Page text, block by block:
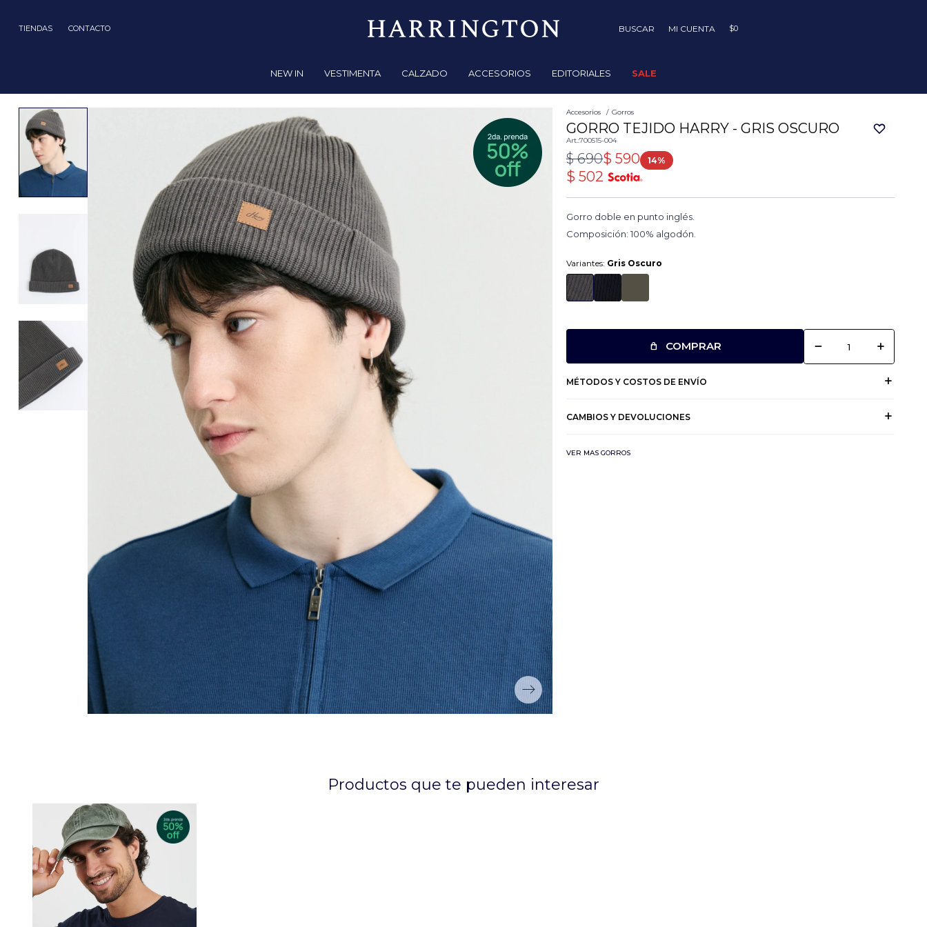
TIENDAS CONTACTO
NEW IN VESTIMENTA CALZADO ACCESORIOS EDITORIALES SALE
$0
Accesorios Gorros
GORRO TEJIDO HARRY - GRIS OSCURO
700515-004
$ 590
$ 690 14
$ 502
Gorro doble en punto inglés.
Composición: 100% algodón.
Variantes: Gris Oscuro
COMPRAR remove add
MÉTODOS Y COSTOS DE ENVÍO
CAMBIOS Y DEVOLUCIONES
VER MAS GORROS
Productos que te pueden interesar